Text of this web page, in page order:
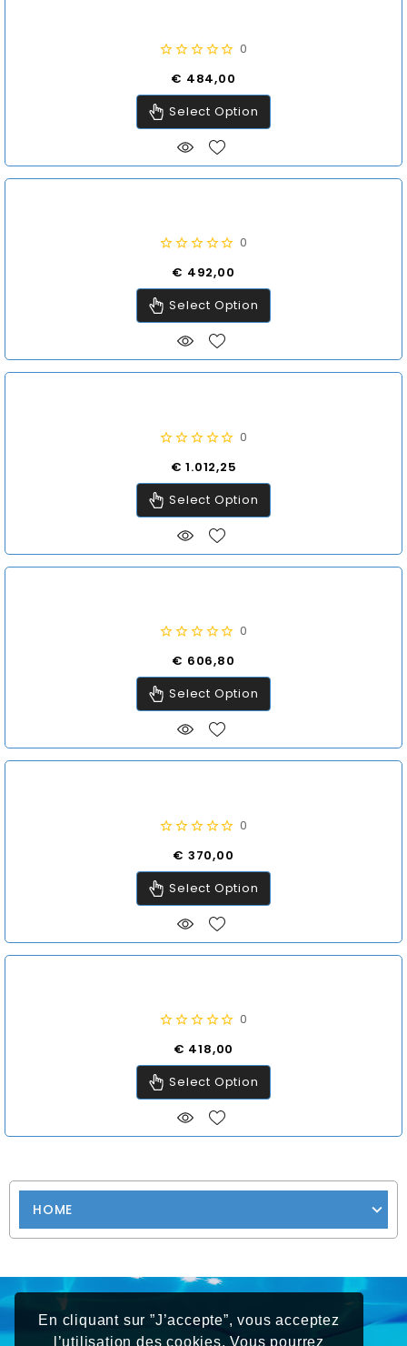
En cliquant sur ”J’accepte”, vous acceptez
l’utilisation des cookies. Vous pourrez
HOME
0
Prijs
€ 484,00
Select Option
0
Prijs
€ 492,00
Select Option
0
Prijs
€ 1.012,25
Select Option
0
Prijs
€ 606,80
Select Option
0
Prijs
€ 370,00
Select Option
0
Prijs
€ 418,00
Select Option